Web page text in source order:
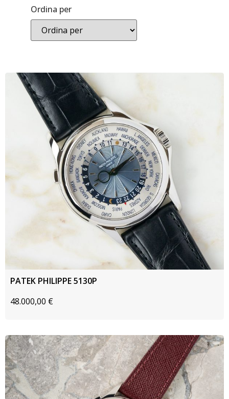
Ordina per
PATEK PHILIPPE 5130P
48.000,00 €